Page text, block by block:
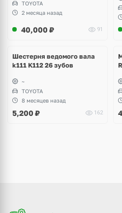
TOYOTA
2 месяца назад
40,000 ₽ 91
Шестерня ведомого вала
k111 K112 26 зубов
~
TOYOTA
8 месяцев назад
5,200 ₽ 162